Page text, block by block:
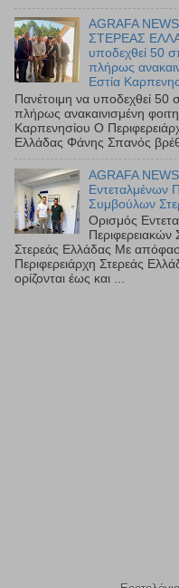
AGRAFA
ΣΤΕΡΕΑΣ
υποδεχθεί 50
πλήρως
Εστία
Πανέτοιμη να υποδεχθεί 50
πλήρως ανακαινισμένη
Καρπενησίου Ο
Ελλάδας Φάνης Σπανός
AGRAFA
Εντεταλμένων
Συμβούλων
Ορισμός
Στερεάς Ελλάδας Με
Περιφερειάρχη Στερεάς
ορίζονται έως και ...